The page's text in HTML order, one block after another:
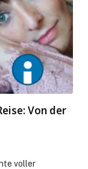
Von der
voller